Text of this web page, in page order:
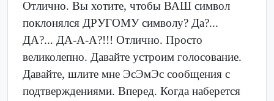
Отлично. Вы хотите, чтобы ВАШ символ
поклонялся ДРУГОМУ символу? Да?...
ДА?... ДА-А-А?!!! Отлично. Просто
великолепно. Давайте устроим голосование.
Давайте, шлите мне ЭсЭмЭс сообщения с
подтверждениями. Вперед. Когда наберется